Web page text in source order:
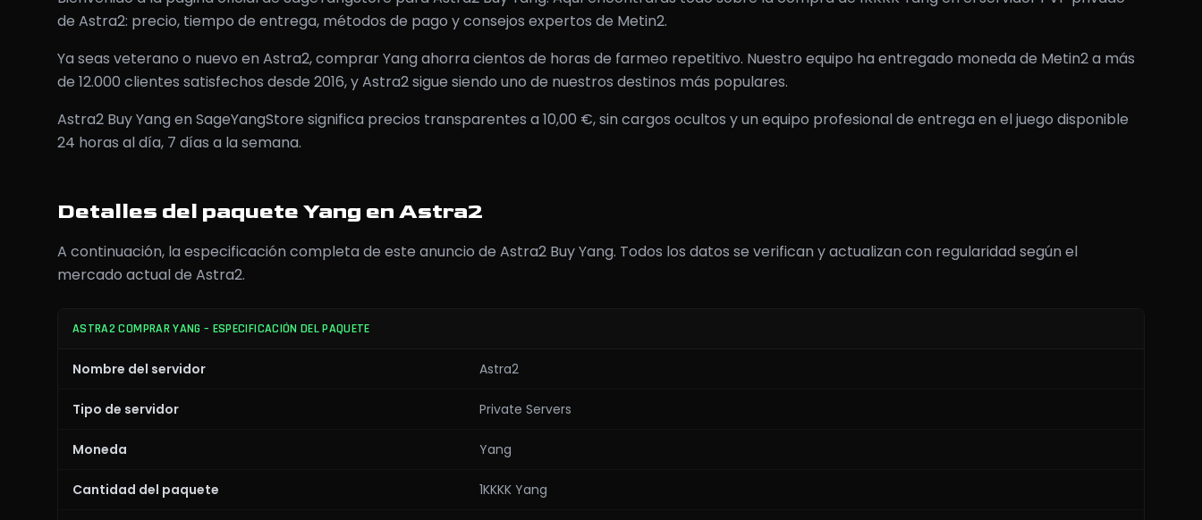
de Astra2: precio, tiempo de entrega, métodos de pago y consejos expertos de Metin2.
Ya seas veterano o nuevo en Astra2, comprar Yang ahorra cientos de horas de farmeo repetitivo. Nuestro equipo ha entregado moneda de Metin2 a más
de 12.000 clientes satisfechos desde 2016, y Astra2 sigue siendo uno de nuestros destinos más populares.
Astra2 Buy Yang en SageYangStore significa precios transparentes a 10,00 €, sin cargos ocultos y un equipo profesional de entrega en el juego disponible
24 horas al día, 7 días a la semana.
Detalles del paquete Yang en Astra2
A continuación, la especificación completa de este anuncio de Astra2 Buy Yang. Todos los datos se verifican y actualizan con regularidad según el
mercado actual de Astra2.
ASTRA2 COMPRAR YANG – ESPECIFICACIÓN DEL PAQUETE
Nombre del servidor Astra2
Tipo de servidor Private Servers
Moneda Yang
Cantidad del paquete 1KKKK Yang